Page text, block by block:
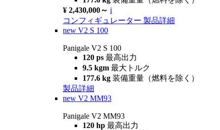
¥ 2,430,000～ i
コンフィギュレーター 製品詳細
new V2 S 100
Panigale V2 S 100
120 ps 最高出力
9.5 kgm 最大トルク
177.6 kg 装備重量（燃料を除く）
製品詳細
new V2 MM93
Panigale V2 MM93
120 hp 最高出力